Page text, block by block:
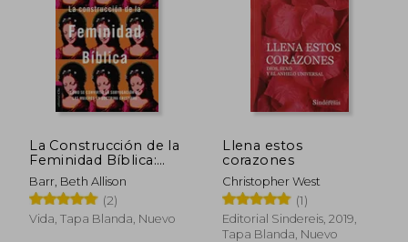
50%
dcto.
$ 118.064
$ 59.032
50%
dcto.
La Construcción de la
Feminidad Bíblica:
Cómo Se Convirtió La
Subyugación de Las
Mujeres En Doctrina
Cristiana
Barr, Beth Allison
(2)
Vida, Tapa Blanda, Nuevo
Llena estos
corazones
Christopher West
(1)
Editorial Sindereis, 2019,
Tapa Blanda, Nuevo